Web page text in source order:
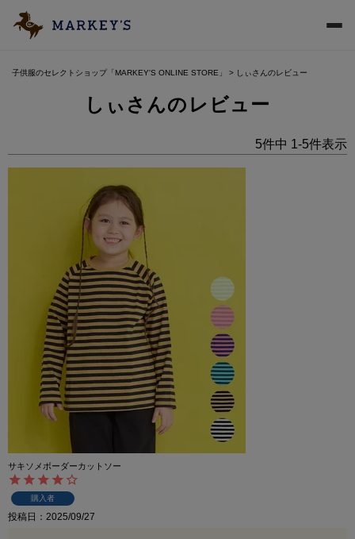
子供服のセレクトショップ「MARKEY'S ONLINE STORE」 しぃさんのレビュー
しぃさんのレビュー
5件中 1-5件表示
サキソメボーダーカットソー
購入者
投稿日 2025/09/27